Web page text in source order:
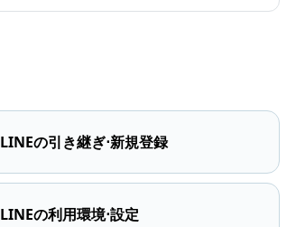
LINEの引き継ぎ⋅新規登録
LINEの利用環境⋅設定